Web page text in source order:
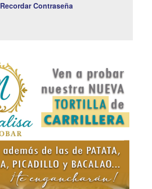
Recordar Contraseña